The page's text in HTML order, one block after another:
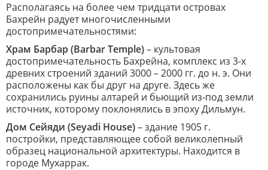
Располагаясь на более чем тридцати островах
Бахрейн радует многочисленными
достопримечательностями:
Храм Барбар (Barbar Temple)– культовая
достопримечательность Бахрейна, комплекс из 3-х
древних строений зданий 3000 – 2000 гг. до н. э. Они
расположены как бы друг на друге. Здесь же
сохранились руины алтарей и бьющий из-под земли
источник, которому поклонялись в эпоху Дильмун.
Дом Сейяди (Seyadi House)– здание 1905 г.
постройки, представляющее собой великолепный
образец национальной архитектуры. Находится в
городе Мухаррак.